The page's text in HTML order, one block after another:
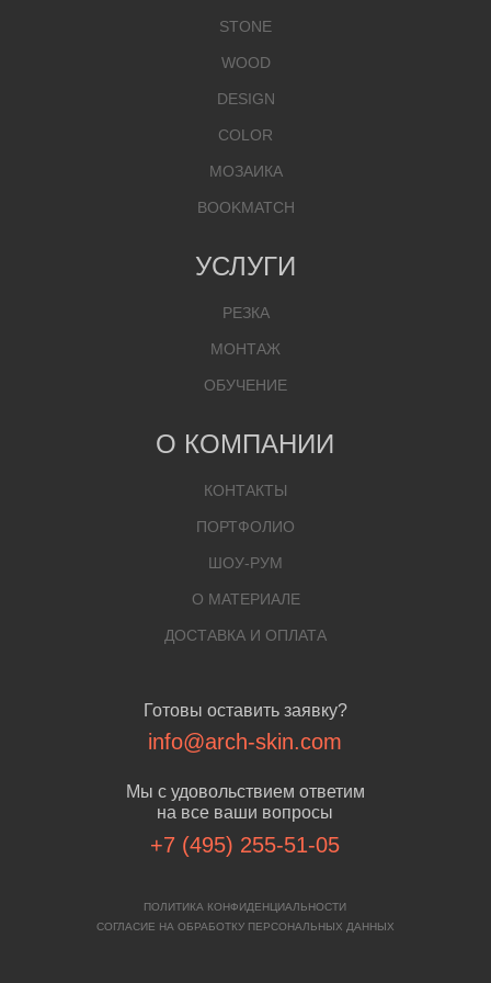
Готовы оставить заявку?
info@arch-skin.com
Мы с удовольствием ответим
на все ваши вопросы
+7 (495) 255-51-05
ПОЛИТИКА КОНФИДЕНЦИАЛЬНОСТИ
СОГЛАСИЕ НА ОБРАБОТКУ ПЕРСОНАЛЬНЫХ ДАННЫХ
STONE
WOOD
DESIGN
COLOR
МОЗАИКА
BOOKMATCH
УСЛУГИ
РЕЗКА
МОНТАЖ
ОБУЧЕНИЕ
О КОМПАНИИ
КОНТАКТЫ
ПОРТФОЛИО
ШОУ-РУМ
О МАТЕРИАЛЕ
ДОСТАВКА И ОПЛАТА